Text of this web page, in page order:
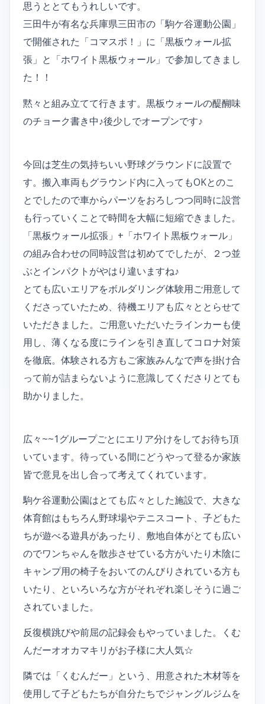
思うととてもうれしいです。
三田牛が有名な兵庫県三田市の「駒ケ谷運動公園」
で開催された「コマスポ！」に「黒板ウォール拡
張」と「ホワイト黒板ウォール」で参加してきまし
た！！
黙々と組み立てて行きます。黒板ウォールの醍醐味
のチョーク書き中♪後少しでオープンです♪
今回は芝生の気持ちいい野球グラウンドに設置で
す。搬入車両もグラウンド内に入ってもOKとのこ
とでしたので車からパーツをおろしつつ同時に設営
も行っていくことで時間を大幅に短縮できました。
「黒板ウォール拡張」+「ホワイト黒板ウォール」
の組み合わせの同時設営は初めてでしたが、２つ並
ぶとインパクトがやはり違いますね♪
とても広いエリアをボルダリング体験用ご用意して
くださっていたため、待機エリアも広々ととらせて
いただきました。ご用意いただいたラインカーも使
用し、薄くなる度にラインを引き直してコロナ対策
を徹底。体験される方もご家族みんなで声を掛け合
って前が詰まらないように意識してくださりとても
助かりました。
広々~~1グループごとにエリア分けをしてお待ち頂
いています。待っている間にどうやって登るか家族
皆で意見を出し合って考えてくれています。
駒ケ谷運動公園はとても広々とした施設で、大きな
体育館はもちろん野球場やテニスコート、子どもた
ちが遊べる遊具があったり、敷地自体がとても広い
のでワンちゃんを散歩させている方がいたり木陰に
キャンプ用の椅子をおいてのんびりされている方も
いたり、といろいろな方がそれぞれ楽しそうに過ご
されていました。
反復横跳びや前屈の記録会もやっていました。くむ
んだーオオカマキリがお子様に大人気☆
隣では「くむんだー」という、用意された木材等を
使用して子どもたちが自分たちでジャングルジムを